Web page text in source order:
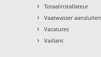
› Totaalinstallateur
› Vaatwasser aansluiten
› Vacatures
› Vaillant